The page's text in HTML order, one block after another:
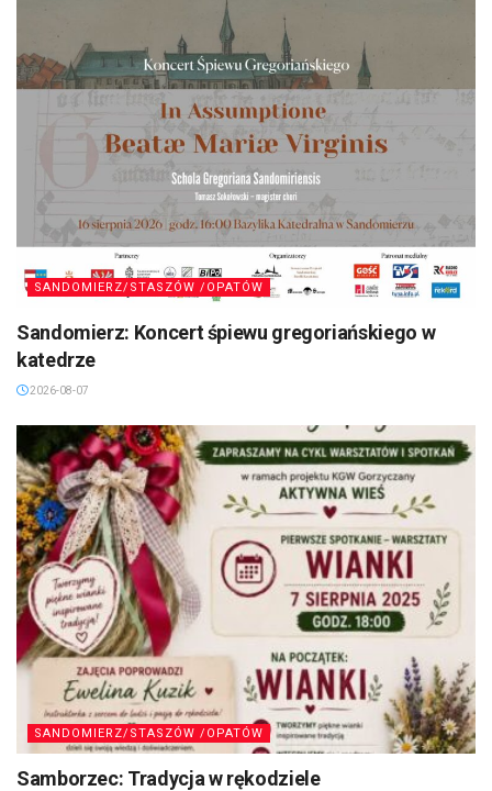
SANDOMIERZ/STASZÓW /OPATÓW
Sandomierz: Koncert śpiewu gregoriańskiego w
katedrze
2026-08-07
SANDOMIERZ/STASZÓW /OPATÓW
Samborzec: Tradycja w rękodziele